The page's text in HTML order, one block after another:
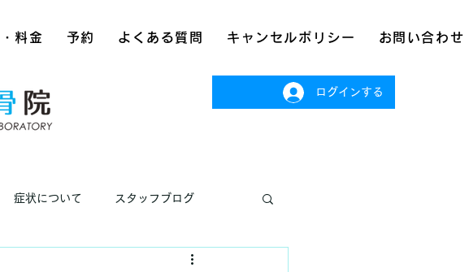
料金 予約 よくある質問 キャンセルポリシー お問い合わせ
ログインする
症状について スタッフブログ